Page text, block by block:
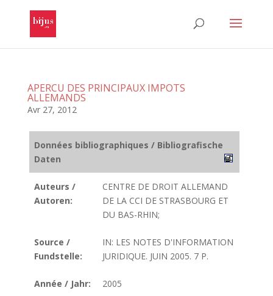
APERCU DES PRINCIPAUX IMPOTS
ALLEMANDS
Avr 27, 2012
Données bibliographiques / Bibliografische
Daten
Auteurs /
Autoren:
CENTRE DE DROIT ALLEMAND
DE LA CCI DE STRASBOURG ET
DU BAS-RHIN;
Source /
Fundstelle:
IN: LES NOTES D'INFORMATION
JURIDIQUE. JUIN 2005. 7 P.
Année / Jahr: 2005